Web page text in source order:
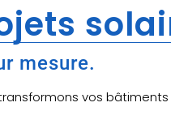
mesure.
vos